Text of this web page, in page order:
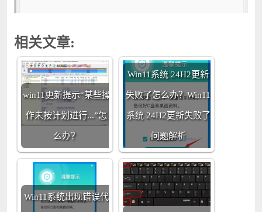
相关文章:
win11更新提示“某些操
作未按计划进行...”怎
么办？
Win11系统 24H2更新
失败了怎么办？Win11
系统 24H2更新失败了
问题解析
Win11系统出现错误代